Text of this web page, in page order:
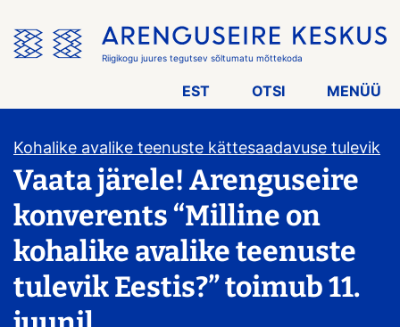
menüü
vahele
Riigikogu juures tegutsev sõltumatu mõttekoda
EST OTSI MENÜÜ
Kohalike avalike teenuste kättesaadavuse tulevik
Vaata järele! Arenguseire
konverents “Milline on
kohalike avalike teenuste
tulevik Eestis?” toimub 11.